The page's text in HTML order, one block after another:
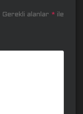
Gerekli alanlar * ile